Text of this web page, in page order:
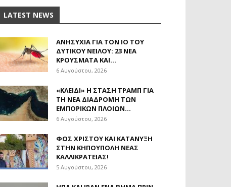
LATEST NEWS
ΑΝΗΣΥΧΊΑ ΓΙΑ ΤΟΝ ΙΌ ΤΟΥ
ΔΥΤΙΚΟΎ ΝΕΊΛΟΥ: 23 ΝΈΑ
ΚΡΟΎΣΜΑΤΑ ΚΑΙ...
6 Αυγούστου, 2026
«ΚΛΕΙΔΊ» Η ΣΤΆΣΗ ΤΡΑΜΠ ΓΙΑ
ΤΗ ΝΈΑ ΔΙΑΔΡΟΜΉ ΤΩΝ
ΕΜΠΟΡΙΚΏΝ ΠΛΟΊΩΝ...
6 Αυγούστου, 2026
ΦΩΣ ΧΡΙΣΤΟΎ ΚΑΙ ΚΑΤΆΝΥΞΗ
ΣΤΗΝ ΚΗΠΟΎΠΟΛΗ ΝΈΑΣ
ΚΑΛΛΙΚΡΆΤΕΙΑΣ!
5 Αυγούστου, 2026